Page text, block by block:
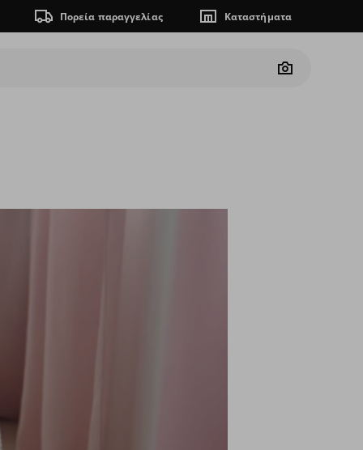
Πορεία παραγγελίας Καταστήματα
Camera